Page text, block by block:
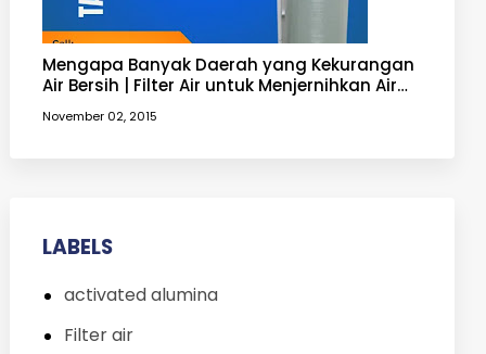
Mengapa Banyak Daerah yang Kekurangan
Air Bersih | Filter Air untuk Menjernihkan Air
November 02, 2015
LABELS
activated alumina
Filter air